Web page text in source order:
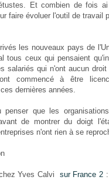
Et combien de fois
faire évoluer l'outil de travail
les nouveaux pays de
tous ceux qui pensaient
salariés qui n'ont aucun
ont commencé à être
dernières années.
penser que les
de montrer du doigt
n'ont rien à se
Yves Calvi sur France 2